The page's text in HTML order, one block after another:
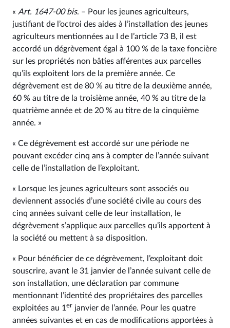
« Art. 1647‑00bis. – Pour les jeunes agriculteurs,
justifiant de l’octroi des aides à l’installation des jeunes
agriculteurs mentionnées au I de l’article 73 B, il est
accordé un dégrèvement égal à 100 % de la taxe foncière
sur les propriétés non bâties afférentes aux parcelles
qu’ils exploitent lors de la première année. Ce
dégrèvement est de 80 % au titre de la deuxième année,
60 % au titre de la troisième année, 40 % au titre de la
quatrième année et de 20 % au titre de la cinquième
année. »
« Ce dégrèvement est accordé sur une période ne
pouvant excéder cinq ans à compter de l’année suivant
celle de l’installation de l’exploitant.
« Lorsque les jeunes agriculteurs sont associés ou
deviennent associés d’une société civile au cours des
cinq années suivant celle de leur installation, le
dégrèvement s’applique aux parcelles qu’ils apportent à
la société ou mettent à sa disposition.
« Pour bénéficier de ce dégrèvement, l’exploitant doit
souscrire, avant le 31 janvier de l’année suivant celle de
son installation, une déclaration par commune
mentionnant l’identité des propriétaires des parcelles
exploitées au 1 er janvier de l’année. Pour les quatre
années suivantes et en cas de modifications apportées à